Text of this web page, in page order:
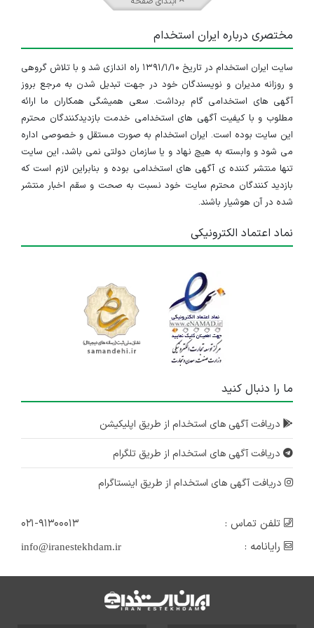
مختصری درباره ایران استخدام
سایت ایران استخدام در تاریخ ۱۳۹۱/۱/۱۰ راه اندازی شد و با تلاش گروهی
و روزانه مدیران و نویسندگان خود در جهت تبدیل شدن به مرجع بروز
آگهی های استخدامی گام برداشت. سعی همیشگی همکاران ما ارائه
مطلوب و با کیفیت آگهی های استخدامی خدمت بازدیدکنندگان محترم
این سایت بوده است. ایران استخدام به صورت مستقل و خصوصی اداره
می شود و وابسته به هیچ نهاد و یا سازمان دولتی نمی باشد، این سایت
تنها منتشر کننده ی آگهی های استخدامی بوده و بنابراین لازم است که
بازدید کنندگان محترم سایت خود نسبت به صحت و سقم اخبار منتشر
شده در آن هوشیار باشند.
نماد اعتماد الکترونیکی
ما را دنبال کنید
دریافت آگهی های استخدام از طریق اپلیکیشن
دریافت آگهی های استخدام از طریق تلگرام
دریافت آگهی های استخدام از طریق اینستاگرام
تلفن تماس :
۰۲۱-۹۱۳۰۰۰۱۳
رایانامه :
info@iranestekhdam.ir